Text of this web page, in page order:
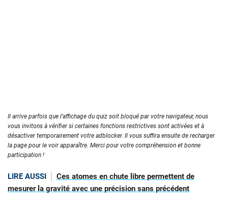
Il arrive parfois que l’affichage du quiz soit bloqué par votre navigateur, nous
vous invitons à vérifier si certaines fonctions restrictives sont activées et à
désactiver temporairement votre adblocker. Il vous suffira ensuite de recharger
la page pour le voir apparaître. Merci pour votre compréhension et bonne
participation !
LIRE AUSSI
Ces atomes en chute libre permettent de
mesurer la gravité avec une précision sans précédent